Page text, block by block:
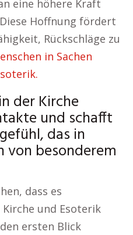
eine höhere Kraft
Hoffnung fördert
Rückschläge zu
in Sachen
der Kirche
und schafft
das in
von besonderem
dass es
und Esoterik
ersten Blick